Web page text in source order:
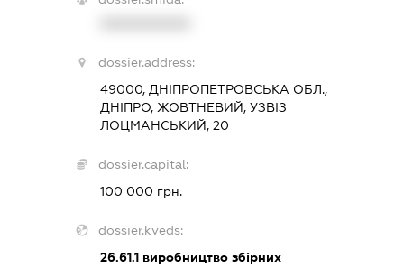
dossier.address:
49000, ДНІПРОПЕТРОВСЬКА ОБЛ.,
ДНІПРО, ЖОВТНЕВИЙ, УЗВІЗ
ЛОЦМАНСЬКИЙ, 20
dossier.capital:
100 000 грн.
dossier.kveds:
26.61.1виробництво збірних